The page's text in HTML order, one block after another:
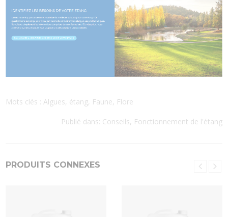
Mots clés :Algues, étang, Faune, Flore
Publié dans: Conseils, Fonctionnement de l'étang
PRODUITS CONNEXES